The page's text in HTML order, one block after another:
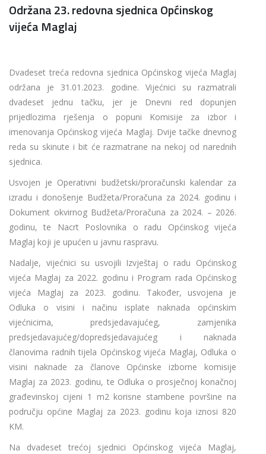
Održana 23. redovna sjednica Općinskog
vijeća Maglaj
Dvadeset treća redovna sjednica Općinskog vijeća Maglaj
održana je 31.01.2023. godine. Vijećnici su razmatrali
dvadeset jednu tačku, jer je Dnevni red dopunjen
prijedlozima rješenja o popuni Komisije za izbor i
imenovanja Općinskog vijeća Maglaj. Dvije tačke dnevnog
reda su skinute i bit će razmatrane na nekoj od narednih
sjednica.
Usvojen je Operativni budžetski/proračunski kalendar za
izradu i donošenje Budžeta/Proračuna za 2024. godinu i
Dokument okvirnog Budžeta/Proračuna za 2024. – 2026.
godinu, te Nacrt Poslovnika o radu Općinskog vijeća
Maglaj koji je upućen u javnu raspravu.
Nadalje, vijećnici su usvojili Izvještaj o radu Općinskog
vijeća Maglaj za 2022. godinu i Program rada Općinskog
vijeća Maglaj za 2023. godinu. Također, usvojena je
Odluka o visini i načinu isplate naknada općinskim
vijećnicima, predsjedavajućeg, zamjenika
predsjedavajućeg/dopredsjedavajućeg i naknada
članovima radnih tijela Općinskog vijeća Maglaj, Odluka o
visini naknade za članove Općinske izborne komisije
Maglaj za 2023. godinu, te Odluka o prosječnoj konačnoj
građevinskoj cijeni 1 m2 korisne stambene površine na
području općine Maglaj za 2023. godinu koja iznosi 820
KM.
Na dvadeset trećoj sjednici Općinskog vijeća Maglaj,